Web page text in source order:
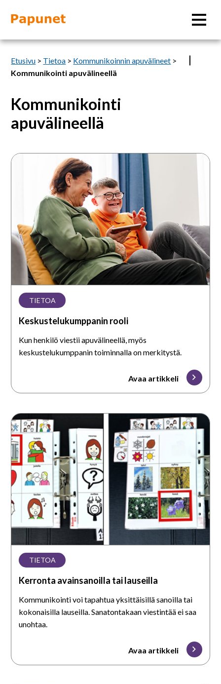
Tietoa
Materiaalit
Kuvatyökalut
Saavutettavuus
På svenska
In English
Etusivu > Tietoa > Kommunikoinnin apuvälineet >
Kommunikointi apuvälineellä
Kommunikointi
apuvälineellä
Keskustelukumppanin
TIETOA
Keskustelukumppanin rooli
Kun henkilö viestii apuvälineellä, myös
keskustelukumppanin toiminnalla on merkitystä.
Avaa artikkeli
Kerronta
avainsanoilla
tai
lauseilla
TIETOA
Kerronta avainsanoilla tai lauseilla
Kommunikointi voi tapahtua yksittäisillä sanoilla tai
kokonaisilla lauseilla. Sanatontakaan viestintää ei saa
unohtaa.
Avaa artikkeli